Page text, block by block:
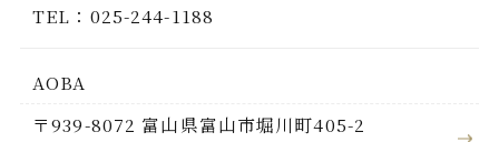
TEL：025-244-1188
AOBA
〒939-8072 富山県富山市堀川町405-2